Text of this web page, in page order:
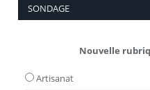
SONDAGE
Nouvelle
Artisanat